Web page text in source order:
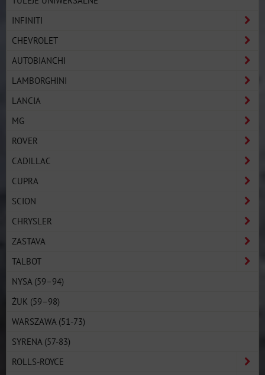
INFINITI
CHEVROLET
AUTOBIANCHI
LAMBORGHINI
LANCIA
MG
ROVER
CADILLAC
CUPRA
SCION
CHRYSLER
ZASTAVA
TALBOT
NYSA (59–94)
ŻUK (59–98)
WARSZAWA (51-73)
SYRENA (57-83)
ROLLS-ROYCE